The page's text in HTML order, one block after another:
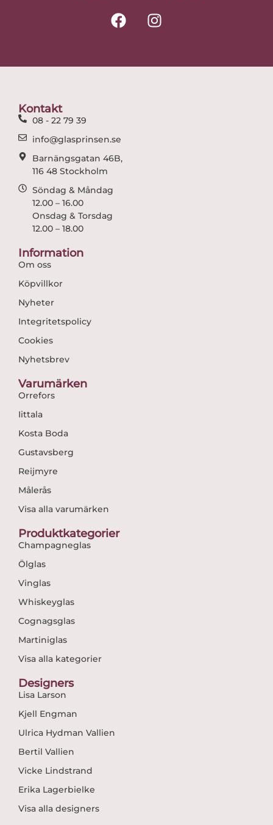
F
a
I
n
Kontakt
08 - 22 79 39
info@glasprinsen.se
Barnängsgatan 46B,
116 48 Stockholm
Söndag & Måndag
12.00 – 16.00
Onsdag & Torsdag
12.00 – 18.00
Information
Om oss
Köpvillkor
Nyheter
Integritetspolicy
Cookies
Nyhetsbrev
Varumärken
Orrefors
Iittala
Kosta Boda
Gustavsberg
Reijmyre
Målerås
Visa alla varumärken
Produktkategorier
Champagneglas
Ölglas
Vinglas
Whiskeyglas
Cognagsglas
Martiniglas
Visa alla kategorier
Designers
Lisa Larson
Kjell Engman
Ulrica Hydman Vallien
Bertil Vallien
Vicke Lindstrand
Erika Lagerbielke
Visa alla designers